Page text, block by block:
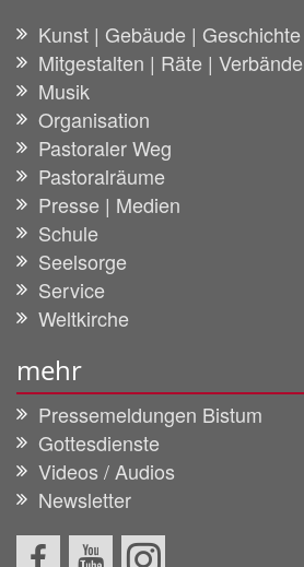
Kunst | Gebäude | Geschichte
Mitgestalten | Räte | Verbände
Musik
Organisation
Pastoraler Weg
Pastoralräume
Presse | Medien
Schule
Seelsorge
Service
Weltkirche
mehr
Pressemeldungen Bistum
Gottesdienste
Videos / Audios
Newsletter